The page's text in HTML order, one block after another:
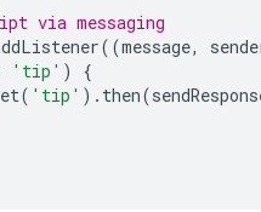
via messaging
((message,
'tip' )
{
( 'tip' ). then(